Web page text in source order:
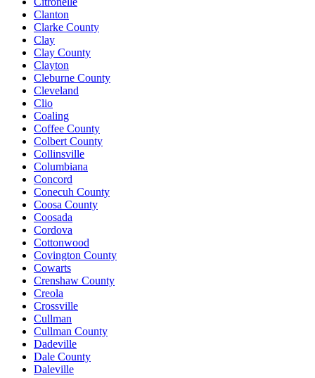
Clanton
Clarke County
Clay
Clay County
Clayton
Cleburne County
Cleveland
Clio
Coaling
Coffee County
Colbert County
Collinsville
Columbiana
Concord
Conecuh County
Coosa County
Coosada
Cordova
Cottonwood
Covington County
Cowarts
Crenshaw County
Creola
Crossville
Cullman
Cullman County
Dadeville
Dale County
Daleville